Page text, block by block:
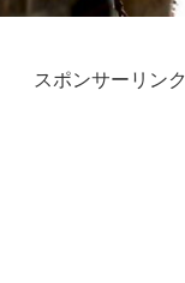
スポンサーリンク